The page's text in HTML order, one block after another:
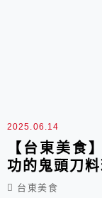
2025.06.14
【台東美食
功的鬼頭刀
台東美食